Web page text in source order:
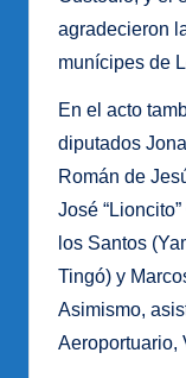
agradecieron
munícipes de
En el acto
diputados
Román de
José
los Santos
Tingó) y
Asimismo,
Aeroportuario,